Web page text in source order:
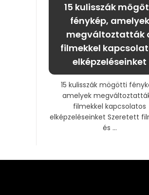
15 kulisszák
fénykép, amelyek
megváltoztatták
filmekkel
elképzeléseinket
15 kulisszák mögötti
amelyek
filmekkel kapcsolatos
elképzeléseinket Szeretett
és ...